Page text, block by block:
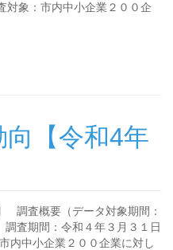
対象：市内中小企業２００企
【令和4年
調査概要（データ対象期間：
査期間：令和４年３月３１日
内中小企業２００企業に対し